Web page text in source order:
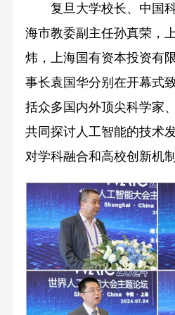
复旦大学校长、中国科
海市教委副主任孙真荣，
炜，上海国有资本投资有
事长袁国华分别在开幕式
括众多国内外顶尖科学家
共同探讨人工智能的技术
对学科融合和高校创新机